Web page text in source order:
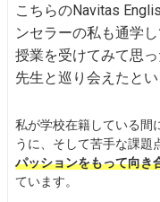
こちらのNavitas
ンセラーの私も通学
授業を受けてみて思
先生と巡り会えたとい
私が学校在籍している間
うに、そして苦手な課題
パッションをもって向き
ています。